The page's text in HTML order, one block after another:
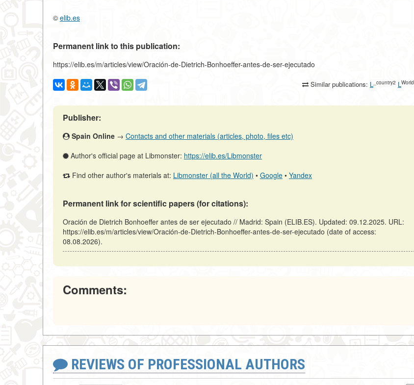
© elib.es
Permanent link to this publication:
https://elib.es/m/articles/view/Oración-de-Dietrich-Bonhoeffer-antes-de-ser-ejecutado
Similar publications: L _country2 LWorld
Publisher:
Spain Online → Contacts and other materials (articles, photo, files etc)
Author's official page at Libmonster: https://elib.es/Libmonster
Find other author's materials at: Libmonster (all the World) • Google • Yandex
Permanent link for scientific papers (for citations):
Oración de Dietrich Bonhoeffer antes de ser ejecutado // Madrid: Spain (ELIB.ES). Updated: 09.12.2025. URL:
https://elib.es/m/articles/view/Oración-de-Dietrich-Bonhoeffer-antes-de-ser-ejecutado (date of access:
08.08.2026).
Comments:
REVIEWS OF PROFESSIONAL AUTHORS